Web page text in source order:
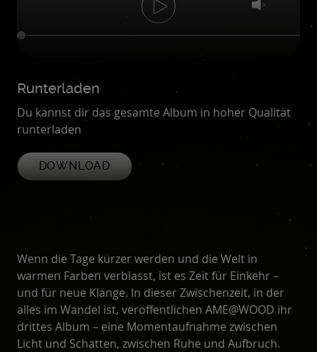
Runterladen
Du kannst dir das gesamte Album in hoher Qualität
runterladen
DOWNLOAD
Wenn die Tage kürzer werden und die Welt in
warmen Farben verblasst, ist es Zeit für Einkehr –
und für neue Klänge. In dieser Zwischenzeit, in der
alles im Wandel ist, veröffentlichen AME@WOOD ihr
drittes Album – eine Momentaufnahme zwischen
Licht und Schatten, zwischen Ruhe und Aufbruch.